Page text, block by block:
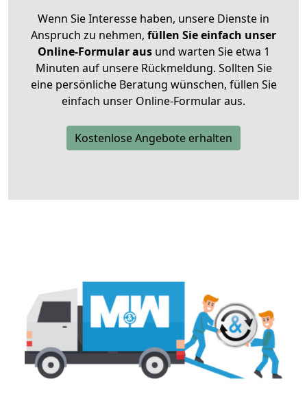
Wenn Sie Interesse haben, unsere Dienste in
Anspruch zu nehmen, füllen Sie einfach unser
Online-Formular ausund warten Sie etwa 1
Minuten auf unsere Rückmeldung. Sollten Sie
eine persönliche Beratung wünschen, füllen Sie
einfach unser Online-Formular aus.
Kostenlose Angebote erhalten